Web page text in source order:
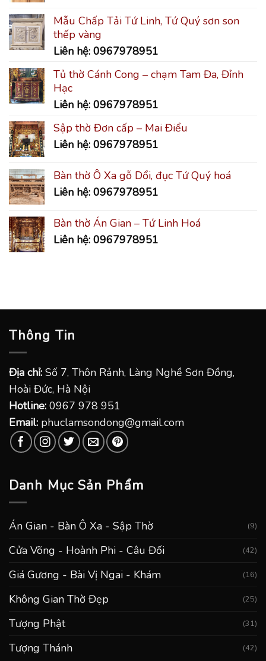
Mẫu Chấp Tải Tứ Linh, Tứ Quý sơn son
thếp vàng
Liên hệ: 0967978951
Tủ thờ Cánh Cong – chạm Tam Đa, Đỉnh
Hạc
Liên hệ: 0967978951
Sập thờ Đơn cấp – Mai Điểu
Liên hệ: 0967978951
Bàn thờ Ô Xa gỗ Dổi, đục Tứ Quý hoá
Liên hệ: 0967978951
Bàn thờ Án Gian – Tứ Linh Hoá
Liên hệ: 0967978951
Thông Tin
Địa chỉ: Số 7, Thôn Rảnh, Làng Nghề Sơn Đồng,
Hoài Đức, Hà Nội
Hotline: 0967 978 951
Email: phuclamsondong@gmail.com
Danh Mục Sản Phẩm
Án Gian - Bàn Ô Xa - Sập Thờ (9)
Cửa Võng - Hoành Phi - Câu Đối (42)
Giá Gương - Bài Vị Ngai - Khám (16)
Không Gian Thờ Đẹp (25)
Tượng Phật (31)
Tượng Thánh (42)